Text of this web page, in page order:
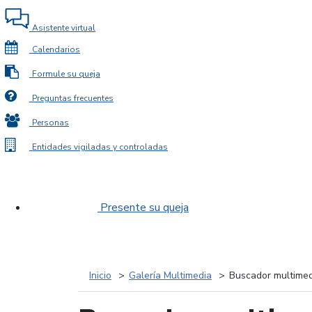
Asistente virtual
Calendarios
Formule su queja
Preguntas frecuentes
Personas
Entidades vigiladas y controladas
Presente su queja
Inicio Galería Multimedia Buscador